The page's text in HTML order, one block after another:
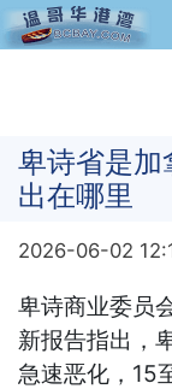
卑诗省是加
出在哪里
2026-06-02
卑诗商业委员
新报告指出，
急速恶化，15